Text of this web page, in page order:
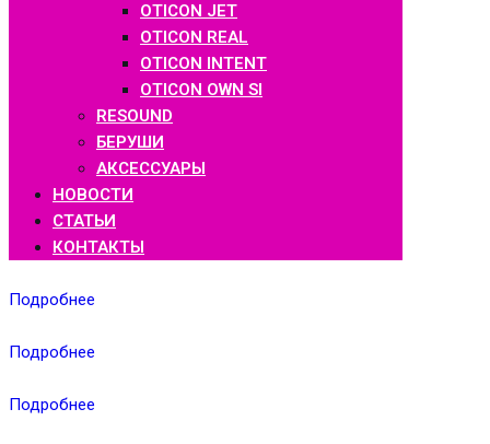
OTICON JET
OTICON REAL
OTICON INTENT
OTICON OWN SI
RESOUND
БЕРУШИ
АКСЕССУАРЫ
НОВОСТИ
СТАТЬИ
КОНТАКТЫ
Подробнее
Подробнее
Подробнее